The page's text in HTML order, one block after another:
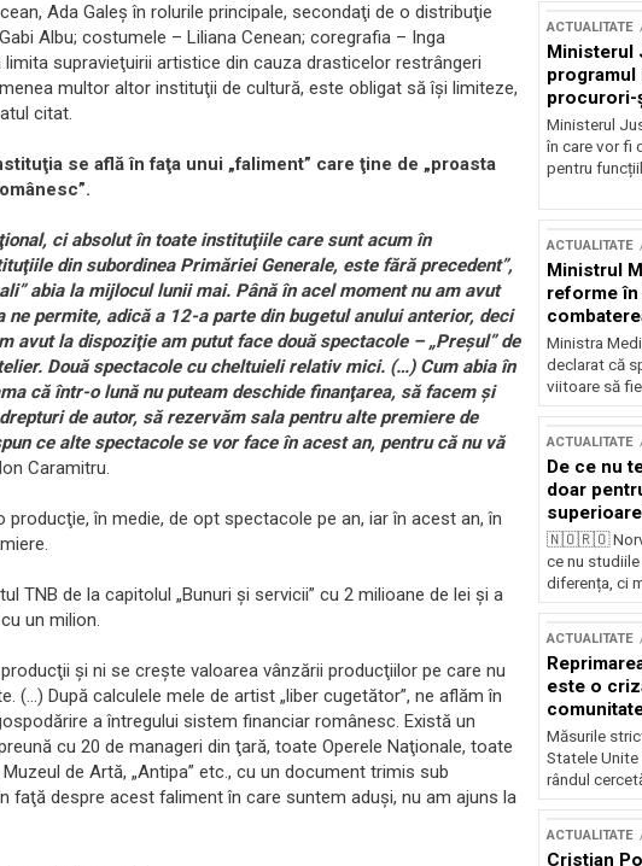
Ada Galeş în rolurile principale, secondaţi de o distribuţie
Albu; costumele – Liliana Cenean; coregrafia – Inga
supravieţuirii artistice din cauza drasticelor restrângeri
multor altor instituţii de cultură, este obligat să îşi limiteze,
citat.
se află în faţa unui „faliment” care ţine de „proasta
ci absolut în toate instituţiile care sunt acum în
din subordinea Primăriei Generale, este fără precedent”,
abia la mijlocul lunii mai. Până în acel moment nu am avut
permite, adică a 12-a parte din bugetul anului anterior, deci
avut la dispoziţie am putut face două spectacole – „Preşul” de
Două spectacole cu cheltuieli relativ mici. (…) Cum abia în
că într-o lună nu puteam deschide finanţarea, să facem şi
de autor, să rezervăm sala pentru alte premiere de
ce alte spectacole se vor face în acest an, pentru că nu vă
Caramitru.
în medie, de opt spectacole pe an, iar în acest an, în
TNB de la capitolul „Bunuri şi servicii” cu 2 milioane de lei şi a
un milion.
şi ni se creşte valoarea vânzării producţiilor pe care nu
(…) După calculele mele de artist „liber cugetător”, ne aflăm în
a întregului sistem financiar românesc. Există un
cu 20 de manageri din ţară, toate Operele Naţionale, toate
de Artă, „Antipa” etc., cu un document trimis sub
faţă despre acest faliment în care suntem aduşi, nu am ajuns la
ACTUALITATE
Ministerul
procurori-
Ministerul
în care vor fi
pentru
ACTUALITATE
Ministrul
reforme în
Ministra
declarat că
viitoare să
ACTUALITATE
De ce nu
doar
🇳🇴🇷🇴
ce nu
diferența, ci
ACTUALITATE
este o
Măsurile
Statele Unite
rândul
ACTUALITATE
Cristian